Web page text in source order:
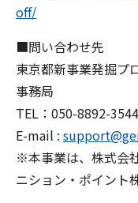
off/
■問い合わせ先
東京都新事業発掘プ
事務局
TEL：050-8892-3544
E-mail :
※本事業は、株式会
ニション・ポイント